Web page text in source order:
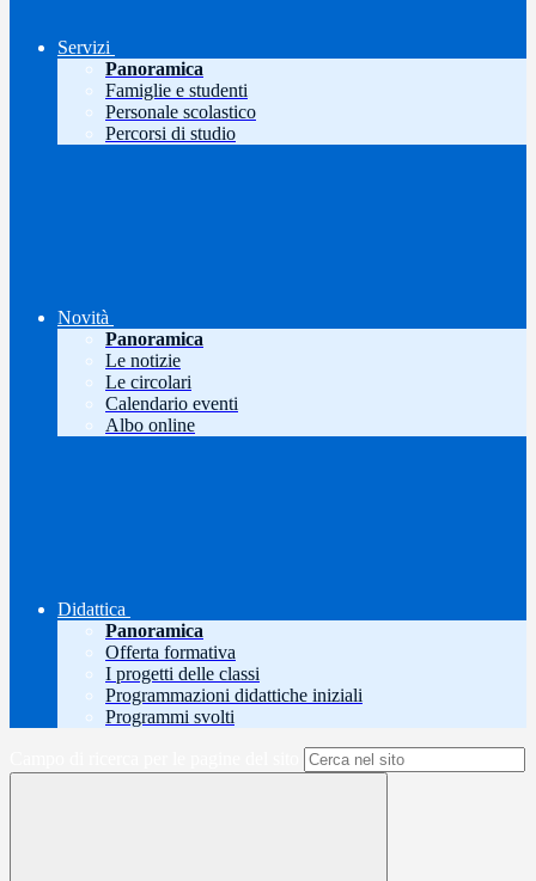
Servizi
Panoramica
Famiglie e studenti
Personale scolastico
Percorsi di studio
Novità
Panoramica
Le notizie
Le circolari
Calendario eventi
Albo online
Didattica
Panoramica
Offerta formativa
I progetti delle classi
Programmazioni didattiche iniziali
Programmi svolti